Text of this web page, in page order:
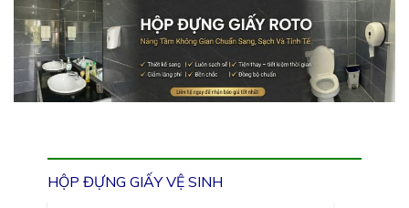
HỘP ĐỰNG GIẤY VỆ SINH